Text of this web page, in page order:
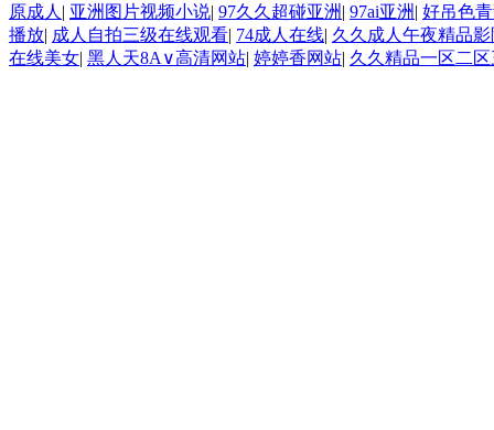
原成人 | 亚洲图片视频小说| 97久久超碰亚洲 | 97ai亚洲 | 好吊色
播放| 成人自拍三级在线观看| 74成人在线| 久久成人午夜精品影
在线美女| 黑人天8A∨高清网站| 婷婷香网站| 久久精品一区二